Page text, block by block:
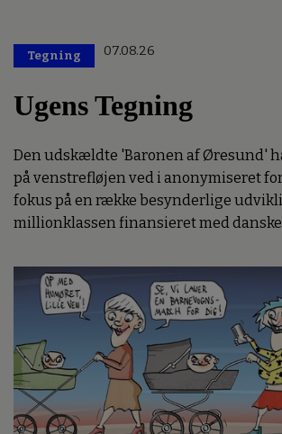
Tegning 07.08.26
Ugens Tegning
Den udskældte 'Baronen af Øresund'
på venstrefløjen ved i anonymiseret
fokus på en række besynderlige
millionklassen finansieret med